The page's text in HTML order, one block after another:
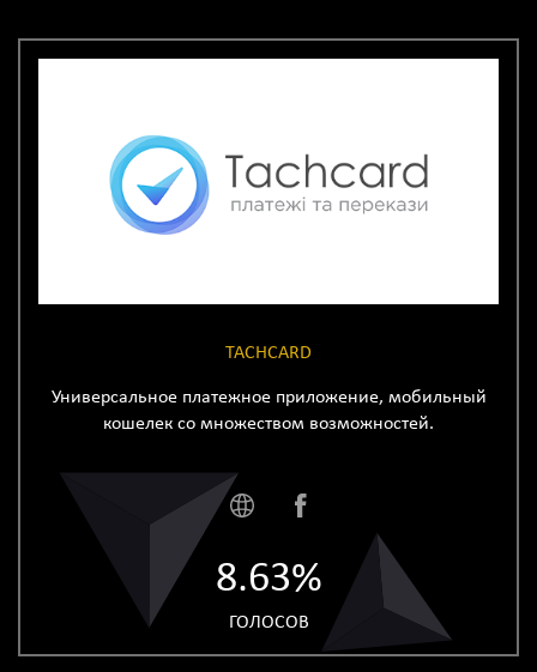
TACHCARD
Универсальное платежное приложение, мобильный
кошелек со множеством возможностей.
8.63%
ГОЛОСОВ